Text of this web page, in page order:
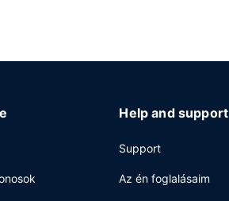
Help and support
Support
Az én foglalásaim